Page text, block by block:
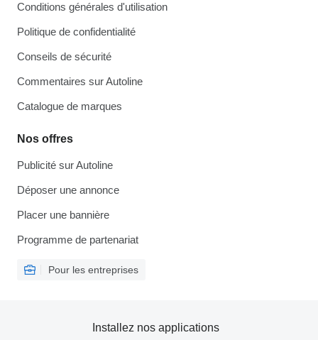
Conditions générales d'utilisation
Politique de confidentialité
Conseils de sécurité
Commentaires sur Autoline
Catalogue de marques
Nos offres
Publicité sur Autoline
Déposer une annonce
Placer une bannière
Programme de partenariat
Pour les entreprises
Installez nos applications